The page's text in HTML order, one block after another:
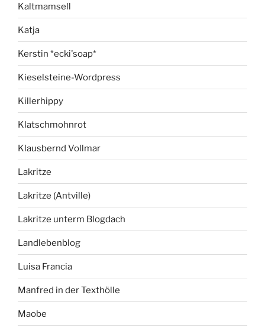
Kaltmamsell
Katja
Kerstin *ecki'soap*
Kieselsteine-Wordpress
Killerhippy
Klatschmohnrot
Klausbernd Vollmar
Lakritze
Lakritze (Antville)
Lakritze unterm Blogdach
Landlebenblog
Luisa Francia
Manfred in der Texthölle
Maobe